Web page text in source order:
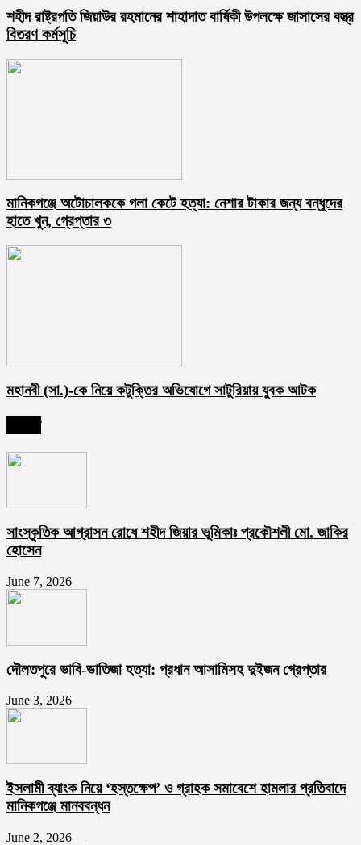
শহীদ রাষ্ট্রপতি জিয়াউর রহমানের শাহাদাত বার্ষিকী উপলক্ষে জাসাসের বস্ত্র
বিতরণ কর্মসূচি
মানিকগঞ্জে অটোচালককে গলা কেটে হত্যা: নেশার টাকার জন্য বন্ধুদের
হাতে খুন, গ্রেপ্তার ৩
মহানবী (সা.)-কে নিয়ে কটুক্তির অভিযোগে সাটুরিয়ায় যুবক আটক
সাংস্কৃতিক আগ্রাসন রোধে শহীদ জিয়ার ভূমিকাঃ প্রকৌশলী মো. জাকির
হোসেন
June 7, 2026
দৌলতপুরে ভাবি-ভাতিজা হত্যা: প্রধান আসামিসহ দুইজন গ্রেপ্তার
June 3, 2026
ইসলামী ব্যাংক নিয়ে ‘হস্তক্ষেপ’ ও গ্রাহক সমাবেশে হামলার প্রতিবাদে
মানিকগঞ্জে মানববন্ধন
June 2, 2026